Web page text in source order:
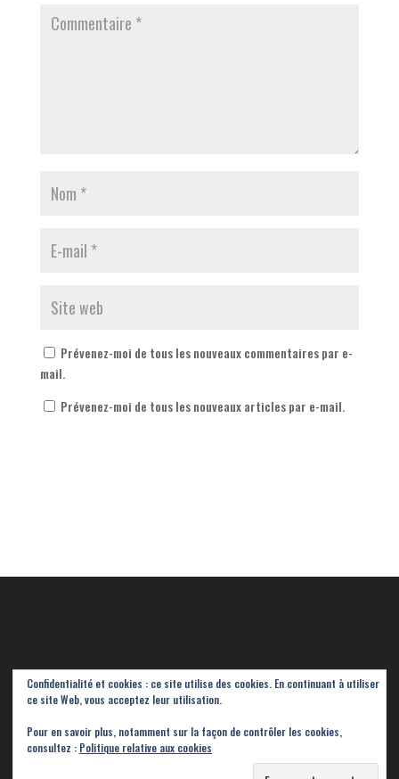
Prévenez-moi de tous les nouveaux commentaires par e-
mail.
Prévenez-moi de tous les nouveaux articles par e-mail.
Confidentialité et cookies : ce site utilise des cookies. En continuant à utiliser
ce site Web, vous acceptez leur utilisation.
Pour en savoir plus, notamment sur la façon de contrôler les cookies,
consultez : Politique relative aux cookies